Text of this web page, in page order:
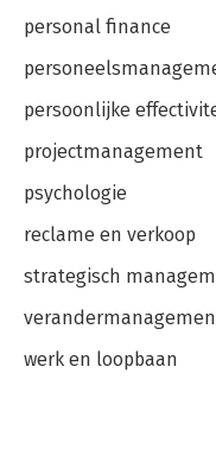
personal finance
persoonlijke
projectmanagement
psychologie
reclame en verkoop
strategisch
werk en loopbaan